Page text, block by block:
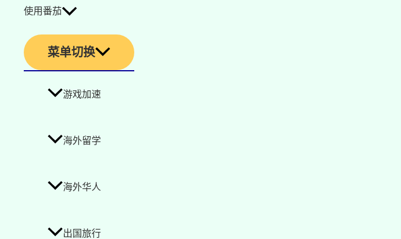
使用番茄
菜单切换
游戏加速
海外留学
海外华人
出国旅行